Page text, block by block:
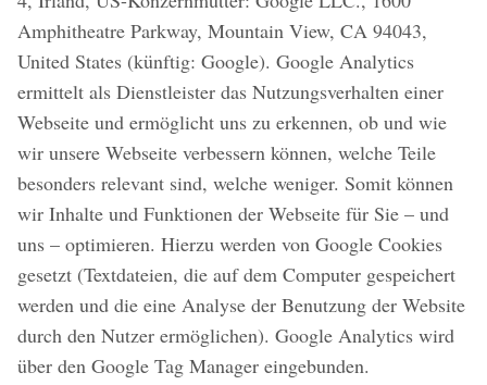
Amphitheatre Parkway, Mountain View, CA 94043,
United States (künftig: Google). Google Analytics
ermittelt als Dienstleister das Nutzungsverhalten einer
Webseite und ermöglicht uns zu erkennen, ob und wie
wir unsere Webseite verbessern können, welche Teile
besonders relevant sind, welche weniger. Somit können
wir Inhalte und Funktionen der Webseite für Sie – und
uns – optimieren. Hierzu werden von Google Cookies
gesetzt (Textdateien, die auf dem Computer gespeichert
werden und die eine Analyse der Benutzung der Website
durch den Nutzer ermöglichen). Google Analytics wird
über den Google Tag Manager eingebunden.